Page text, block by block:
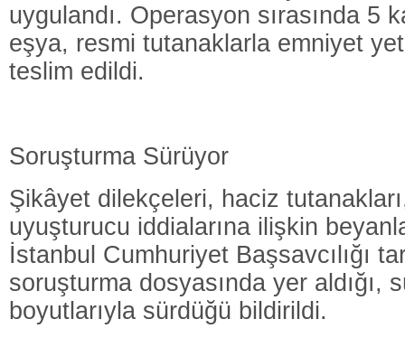
uygulandı. Operasyon sırasında 5
eşya, resmi tutanaklarla emniyet
teslim edildi.
Soruşturma Sürüyor
Şikâyet dilekçeleri, haciz
uyuşturucu iddialarına ilişkin
İstanbul Cumhuriyet Başsavcılığı
soruşturma dosyasında yer aldığı,
boyutlarıyla sürdüğü bildirildi.